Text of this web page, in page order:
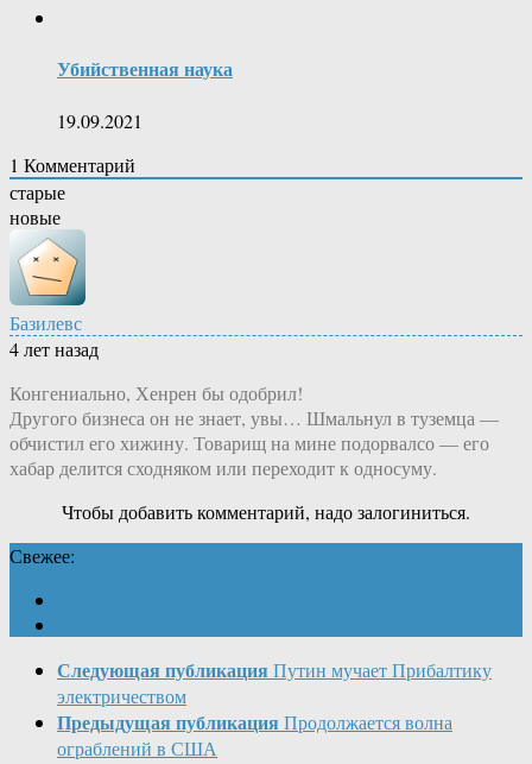
Убийственная наука
19.09.2021
1 Комментарий
старые
новые
Базилевс
4 лет назад
Конгениально, Хенрен бы одобрил!
Другого бизнеса он не знает, увы… Шмальнул в туземца —
обчистил его хижину. Товарищ на мине подорвалсо — его
хабар делится сходняком или переходит к односуму.
Чтобы добавить комментарий, надо залогиниться.
Свежее:
Следующая публикация Путин мучает Прибалтику
электричеством
Предыдущая публикация Продолжается волна
ограблений в США